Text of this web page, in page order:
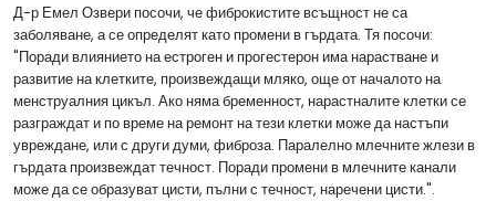
Д-р Емел Озвери посочи, че фиброкистите всъщност не са
заболяване, а се определят като промени в гърдата. Тя посочи:
"Поради влиянието на естроген и прогестерон има нарастване и
развитие на клетките, произвеждащи мляко, още от началото на
менструалния цикъл. Ако няма бременност, нарастналите клетки се
разграждат и по време на ремонт на тези клетки може да настъпи
увреждане, или с други думи, фиброза. Паралелно млечните жлези в
гърдата произвеждат течност. Поради промени в млечните канали
може да се образуват цисти, пълни с течност, наречени цисти.".